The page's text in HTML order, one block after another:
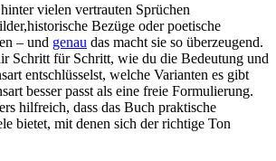
vielen vertrauten ⁤Sprüchen
‌Bezüge oder ‍poetische
– und genau das macht ⁣sie so überzeugend.
Schritt für Schritt, wie du die Bedeutung ‌und
entschlüsselst, ​welche⁤ Varianten‍ es gibt
besser ‌passt als⁢ eine freie‌ Formulierung.
⁣hilfreich, dass das Buch praktische
bietet, mit ⁤denen⁤ sich der richtige Ton